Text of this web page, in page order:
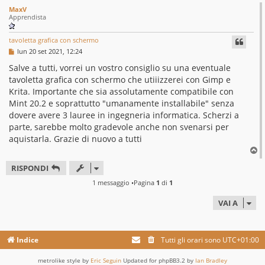
MaxV
Apprendista
tavoletta grafica con schermo
M
s
s
a
g
g
i
o
lun 20 set 2021, 12:24
Salve a tutti, vorrei un vostro consiglio su una eventuale
tavoletta grafica con schermo che utiiizzerei con Gimp e
Krita. Importante che sia assolutamente compatibile con
Mint 20.2 e soprattutto "umanamente installabile" senza
dovere avere 3 lauree in ingegneria informatica. Scherzi a
parte, sarebbe molto gradevole anche non svenarsi per
aquistarla. Grazie di nuovo a tutti
o
RISPONDI
1 messaggio •Pagina 1 di 1
VAI A
Indice Tutti gli orari sono UTC+01:00
metrolike style by Eric Seguin Updated for phpBB3.2 by Ian Bradley